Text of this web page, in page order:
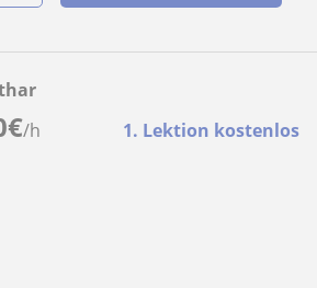
€/h 1. Lektion kostenlos